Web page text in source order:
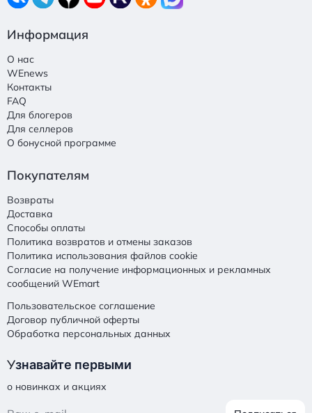
Информация
О нас
WEnews
Контакты
FAQ
Для блогеров
Для селлеров
О бонусной программе
Покупателям
Возвраты
Доставка
Способы оплаты
Политика возвратов и отмены заказов
Политика использования файлов cookie
Согласие на получение информационных и рекламных
сообщений WEmart
Пользовательское соглашение
Договор публичной оферты
Обработка персональных данных
Узнавайте первыми
о новинках и акциях